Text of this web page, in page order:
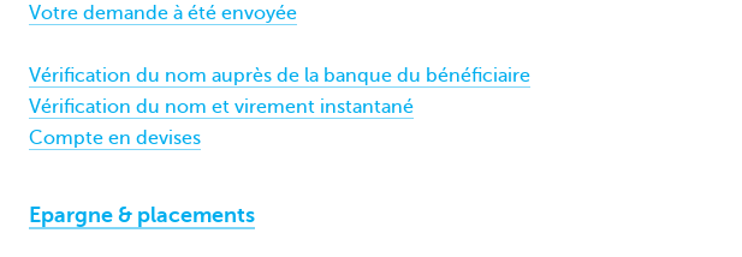
Votre demande à été envoyée
Vérification du nom auprès de la banque du bénéficiaire
Vérification du nom et virement instantané
Compte en devises
Epargne & placements